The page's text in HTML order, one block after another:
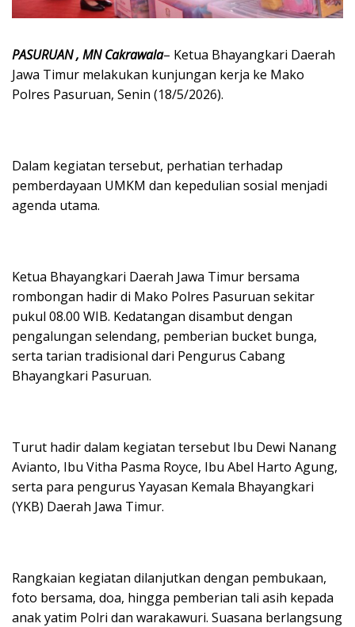
PASURUAN , MN Cakrawala– Ketua Bhayangkari Daerah
Jawa Timur melakukan kunjungan kerja ke Mako
Polres Pasuruan, Senin (18/5/2026).
Dalam kegiatan tersebut, perhatian terhadap
pemberdayaan UMKM dan kepedulian sosial menjadi
agenda utama.
Ketua Bhayangkari Daerah Jawa Timur bersama
rombongan hadir di Mako Polres Pasuruan sekitar
pukul 08.00 WIB. Kedatangan disambut dengan
pengalungan selendang, pemberian bucket bunga,
serta tarian tradisional dari Pengurus Cabang
Bhayangkari Pasuruan.
Turut hadir dalam kegiatan tersebut Ibu Dewi Nanang
Avianto, Ibu Vitha Pasma Royce, Ibu Abel Harto Agung,
serta para pengurus Yayasan Kemala Bhayangkari
(YKB) Daerah Jawa Timur.
Rangkaian kegiatan dilanjutkan dengan pembukaan,
foto bersama, doa, hingga pemberian tali asih kepada
anak yatim Polri dan warakawuri. Suasana berlangsung